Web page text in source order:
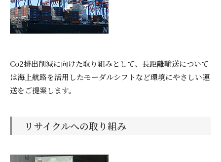
Co2排出削減に向けた取り組みとして、長距離輸送について
は海上航路を活用したモーダルシフトなど環境にやさしい運
送をご提案します。
リサイクルへの取り組み